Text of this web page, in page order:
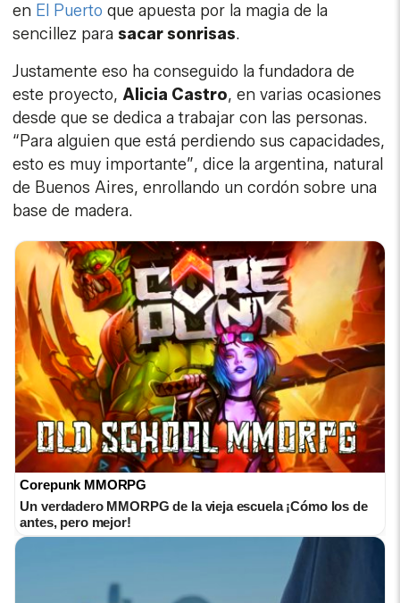
en El Puerto que apuesta por la magia de la
sencillez para sacar sonrisas.
Justamente eso ha conseguido la fundadora de
este proyecto,Alicia Castro, en varias ocasiones
desde que se dedica a trabajar con las personas.
“Para alguien que está perdiendo sus capacidades,
esto es muy importante”, dice la argentina, natural
de Buenos Aires, enrollando un cordón sobre una
base de madera.
Corepunk MMORPG
Un verdadero MMORPG de la vieja escuela ¡Cómo los de
antes, pero mejor!